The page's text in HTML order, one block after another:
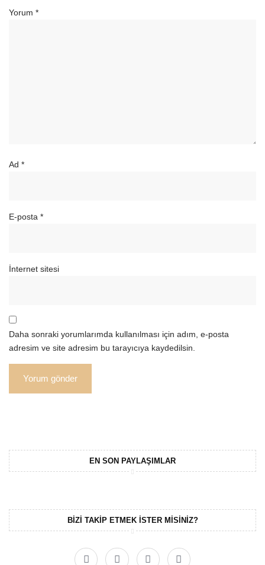
Yorum *
Ad *
E-posta *
İnternet sitesi
Daha sonraki yorumlarımda kullanılması için adım, e-posta
adresim ve site adresim bu tarayıcıya kaydedilsin.
EN SON PAYLAŞIMLAR
BIZI TAKIP ETMEK ISTER MISINIZ?